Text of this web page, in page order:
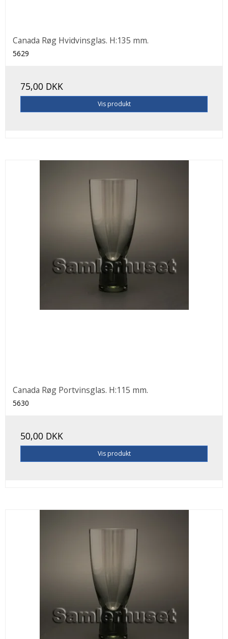
Canada Røg Hvidvinsglas. H:135 mm.
5629
75,00 DKK
Vis produkt
Canada Røg Portvinsglas. H:115 mm.
5630
50,00 DKK
Vis produkt